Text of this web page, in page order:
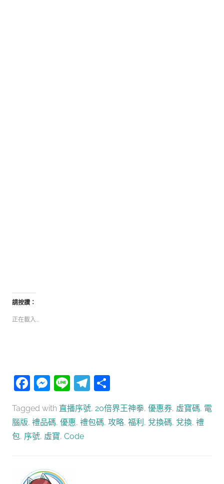
請按讚：
正在載入...
Facebook
Messenger
LineTelegram
Tagged with 直播序號, 20倍界王神拳, 優惠券, 虛寶碼, 電
腦版, 禮品碼, 優惠, 禮包碼, 攻略, 福利 , 兌換碼, 兌換, 禮
包, 序號, 虛寶, Code